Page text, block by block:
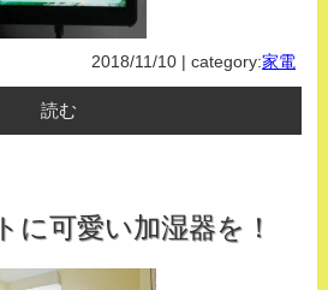
2018/11/10 | category:家電
読む
に可愛い加湿器を！